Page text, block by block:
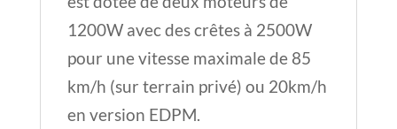
1200W avec des crêtes à 2500W
pour une vitesse maximale de 85
km/h (sur terrain privé) ou 20km/h
en version EDPM.